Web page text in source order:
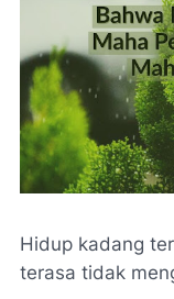
Hidup kadang
terasa tidak